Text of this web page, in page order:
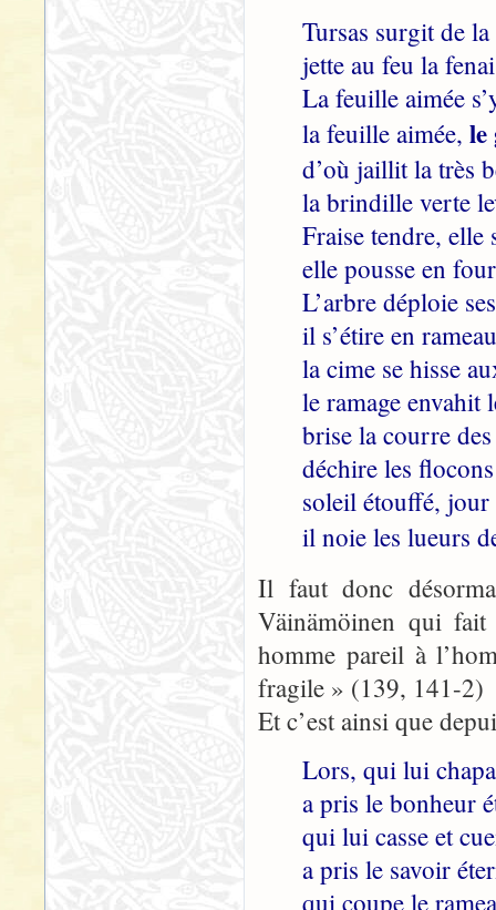
Tursas surgit de
jette au feu la
La feuille aimée
la feuille aimée, le
d’où jaillit la très
la brindille verte
Fraise tendre, elle
elle pousse en
L’arbre déploie
il s’étire en
la cime se hisse
le ramage envahit
brise la courre
déchire les
soleil étouffé,
il noie les lueurs
Il faut donc
Väinämöinen qui
homme pareil à
fragile » (139, 141-2)
Et c’est ainsi que
Lors, qui lui
a pris le bonheur
qui lui casse et
a pris le savoir
qui coupe le